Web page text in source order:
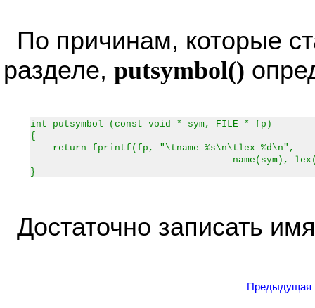
По причинам, которые
разделе, putsymbol()
int putsymbol (const void * sym, FILE * fp)
{
return fprintf(fp, "\tname %s\n\tlex %d\n",
name(sym),
}
Достаточно записать
Предыдущая